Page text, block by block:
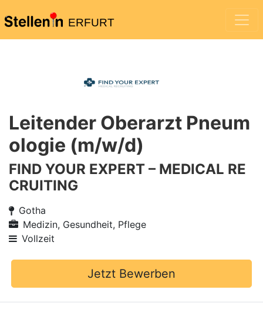
ERFURT
Leitender Oberarzt Pneum
ologie (m/w/d)
FIND YOUR EXPERT – MEDICAL RE
CRUITING
Gotha
Medizin, Gesundheit, Pflege
Vollzeit
Jetzt Bewerben